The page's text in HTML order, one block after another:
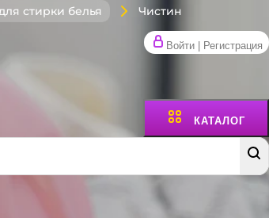
Войти | Регистрация
КАТАЛОГ
стирки белья Чистин